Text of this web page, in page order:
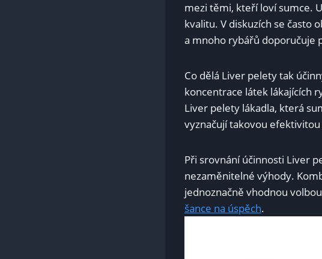
mezi těmi, kteří loví sumce.
kvalitu. V diskuzích se často
a mnoho⁣ rybářů doporučuje
Co dělá ‌Liver pelety tak
koncentrace látek lákajících
Liver​ pelety lákadla, která
vyznačují takovou
Při srovnání ​účinnosti Liver
nezaměnitelné výhody.
jednoznačně vhodnou
šance na úspěch.